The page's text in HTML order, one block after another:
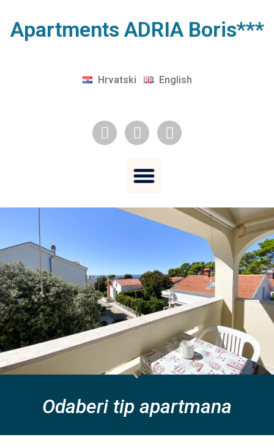
Apartments ADRIA Boris***
Hrvatski English
Odaberi tip apartmana